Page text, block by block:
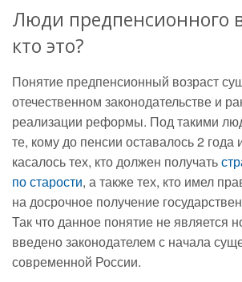
Люди предпенсионного
кто это?
Понятие предпенсионный возраст
отечественном законодательстве и
реализации реформы. Под такими
те, кому до пенсии оставалось 2
касалось тех, кто должен получать
по старости, а также тех, кто имел
на досрочное получение
Так что данное понятие не является
введено законодателем с начала
современной России.